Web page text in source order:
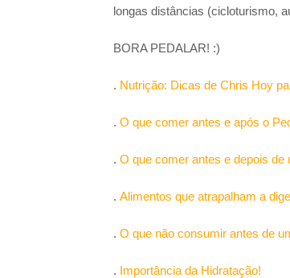
longas distâncias (cicloturismo,
BORA PEDALAR! :)
. Nutrição: Dicas de Chris Hoy
. O que comer antes e após o
. O que comer antes e depois de
. Alimentos que atrapalham a
. O que não consumir antes de
. Importância da Hidratação!